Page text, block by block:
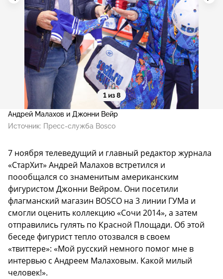
1 из 8
Андрей Малахов и Джонни Вейр
Источник: Пресс-служба Bosco
7 ноября телеведущий и главный редактор журнала
«СтарХит» Андрей Малахов встретился и
поообщался со знаменитым американским
фигуристом Джонни Вейром. Они посетили
флагманский магазин BOSCO на 3 линии ГУМа и
смогли оценить коллекцию «Сочи 2014», а затем
отправились гулять по Красной Площади. Об этой
беседе фигурист тепло отозвался в своем
«твиттере»: «Мой русский немного помог мне в
интервью с Андреем Малаховым. Какой милый
человек!».